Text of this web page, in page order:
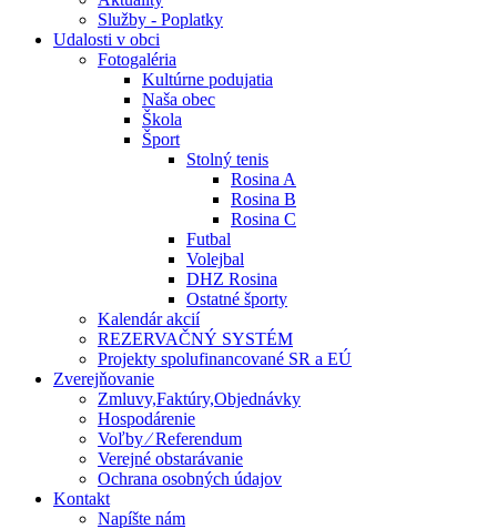
Služby - Poplatky
Udalosti v obci
Fotogaléria
Kultúrne podujatia
Naša obec
Škola
Šport
Stolný tenis
Rosina A
Rosina B
Rosina C
Futbal
Volejbal
DHZ Rosina
Ostatné športy
Kalendár akcií
REZERVAČNÝ SYSTÉM
Projekty spolufinancované SR a EÚ
Zverejňovanie
Zmluvy,Faktúry,Objednávky
Hospodárenie
Voľby ⁄ Referendum
Verejné obstarávanie
Ochrana osobných údajov
Kontakt
Napíšte nám